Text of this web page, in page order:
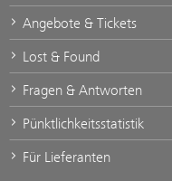
Angebote & Tickets
Lost & Found
Fragen & Antworten
Pünktlichkeitsstatistik
Für Lieferanten